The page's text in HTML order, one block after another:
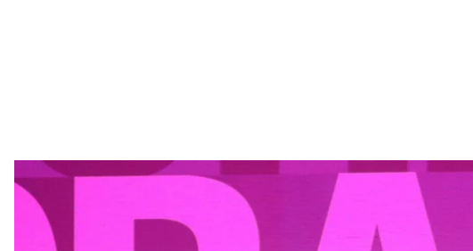
Світлана Тіхановська на конференції «Нова
Світлана Тіхановська /
Лідерка білоруської опозиції Світлана Тіхановська
перехідного кабінету. Він буде «колективним виконавчим